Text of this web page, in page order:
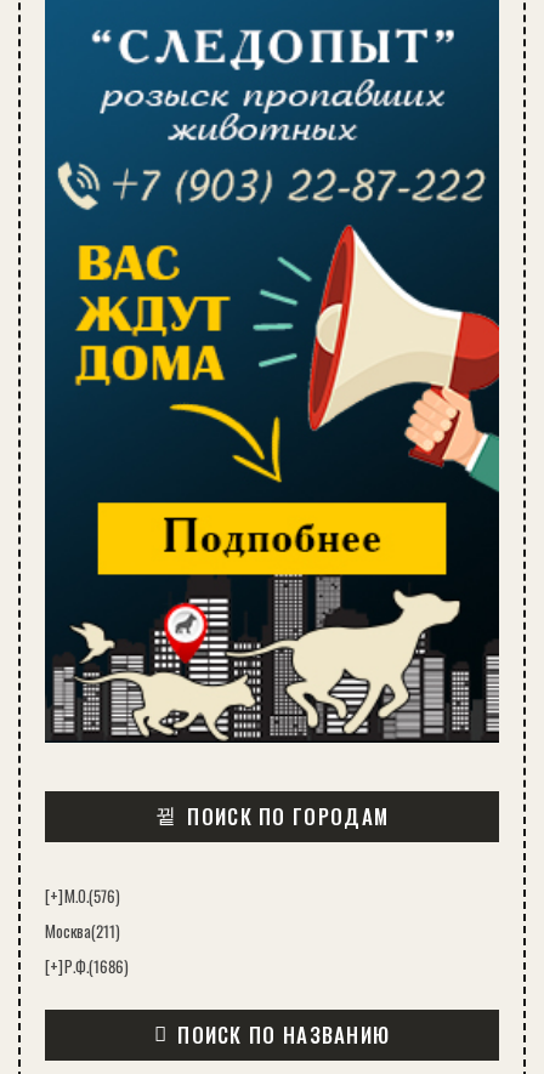
ПОИСК ПО ГОРОДАМ
[+]М.О.(576)
Москва(211)
[+]Р.Ф.(1686)
ПОИСК ПО НАЗВАНИЮ